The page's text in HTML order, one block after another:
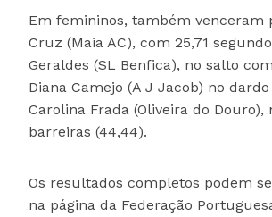
Em femininos, também venceram
Cruz (Maia AC), com 25,71
Geraldes (SL Benfica), no salto
Diana Camejo (A J Jacob) no dardo
Carolina Frada (Oliveira do Douro),
barreiras (44,44).
Os resultados completos podem
na página da Federação